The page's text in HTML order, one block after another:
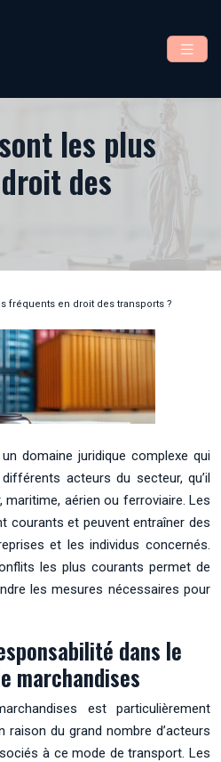
les plus
des
fréquents en droit des transports ?
domaine juridique complexe qui
acteurs du secteur, qu’il
maritime, aérien ou ferroviaire. Les
courants et peuvent entraîner des
et les individus concernés.
les plus courants permet de
les mesures nécessaires pour
dans le
marchandises
est particulièrement
raison du grand nombre d’acteurs
à ce mode de transport. Les